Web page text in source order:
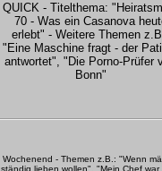
QUICK - Titelthema:
70 - Was ein Casanova
erlebt" - Weitere Themen
"Eine Maschine fragt - der
antwortet", "Die Porno-Prüfer
Bonn"
Wochenend - Themen z.B.: "Wenn
ständig lieben wollen", "Mein Chef war